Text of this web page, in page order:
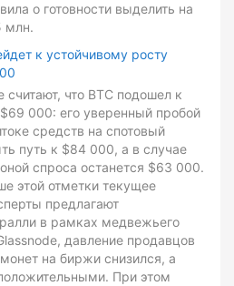
о готовности выделить на
млн.
к устойчивому росту
считают, что BTC подошел к
000: его уверенный пробой
средств на спотовый
путь к $84 000, а в случае
спроса останется $63 000.
этой отметки текущее
предлагают
в рамках медвежьего
давление продавцов
на биржи снизился, а
При этом